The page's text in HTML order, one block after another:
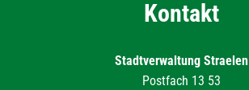
Kontakt
Stadtverwaltung Straelen
Postfach 13 53